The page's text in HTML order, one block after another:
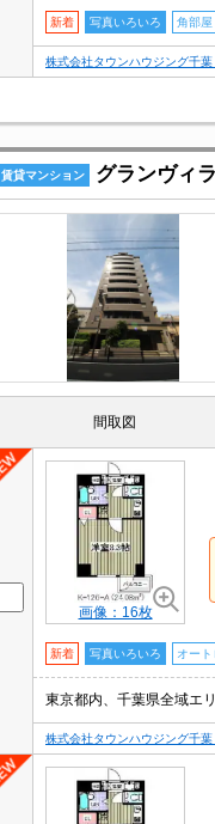
新着 写真いろいろ 角部屋
株式会社タウンハウジング千
賃貸マンション グランヴィ
間取図
画像：16枚
新着 写真いろいろ オート
株式会社タウンハウジング千